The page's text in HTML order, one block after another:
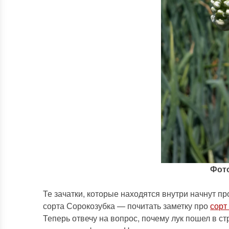
Те зачатки, которые находятся внутри начнут
сорта Сорокозубка — почитать заметку про
Теперь отвечу на вопрос, почему лук пошел в